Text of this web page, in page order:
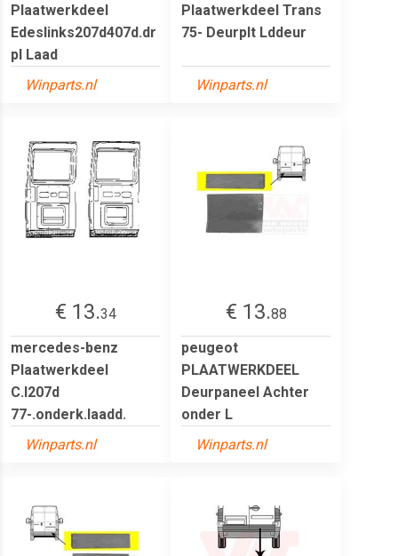
Plaatwerkdeel
Edeslinks207d407d.dr
pl Laad
Winparts.nl
Plaatwerkdeel Trans
75- Deurplt Lddeur
Winparts.nl
€ 13.34
mercedes-benz
Plaatwerkdeel
C.l207d
77-.onderk.laadd.
Winparts.nl
€ 13.88
peugeot
PLAATWERKDEEL
Deurpaneel Achter
onder L
Winparts.nl